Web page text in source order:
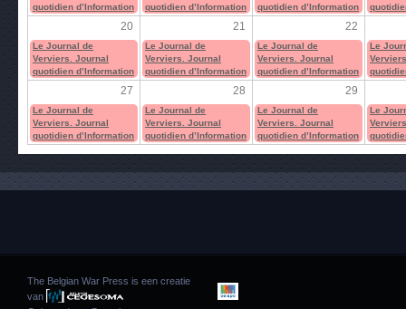
quotidien d’Information
quotidien d’Information
quotidien d’Information
20 21 22
Le Journal de
Verviers. Journal
quotidien d’Information
Le Journal de
Verviers. Journal
quotidien d’Information
Le Journal de
Verviers. Journal
quotidien d’Information
Le
27 28 29
Le Journal de
Verviers. Journal
quotidien d’Information
Le Journal de
Verviers. Journal
quotidien d’Information
Le Journal de
Verviers. Journal
quotidien d’Information
Le
The Belgian War Press is een creatie
van